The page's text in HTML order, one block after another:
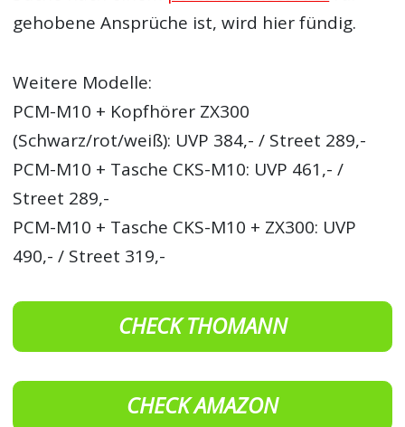
gehobene Ansprüche ist, wird hier fündig.
Weitere Modelle:
PCM-M10 + Kopfhörer ZX300
(Schwarz/rot/weiß): UVP 384,- / Street 289,-
PCM-M10 + Tasche CKS-M10: UVP 461,- /
Street 289,-
PCM-M10 + Tasche CKS-M10 + ZX300: UVP
490,- / Street 319,-
CHECK THOMANN
CHECK AMAZON